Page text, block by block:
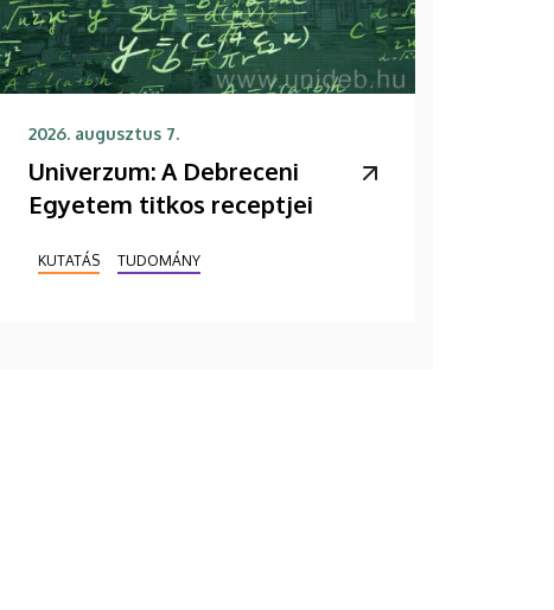
2026. augusztus 7.
Univerzum: A Debreceni
Egyetem titkos receptjei
KUTATÁS TUDOMÁNY